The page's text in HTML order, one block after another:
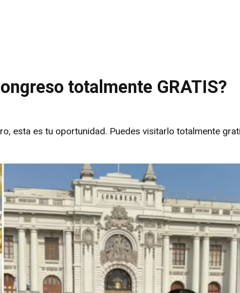
totalmente GRATIS?
esta es tu oportunidad. Puedes visitarlo totalmente